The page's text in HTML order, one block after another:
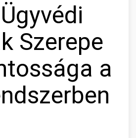
Szerepe
a